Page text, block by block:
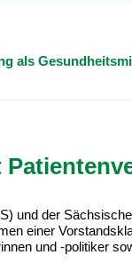
und der
einer
und -politiker